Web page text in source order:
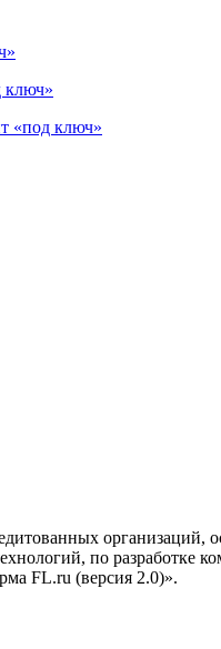
ключ»
«под ключ»
организаций,
по разработке
FL.ru (версия 2.0)».